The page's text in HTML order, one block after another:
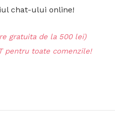
chat-ului online!
gratuita de la 500 lei)
pentru toate comenzile!